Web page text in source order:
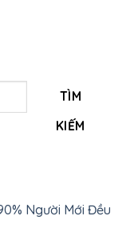
TÌM
KIẾM
Người Mới Đều